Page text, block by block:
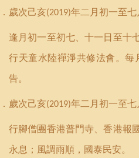
．歲次己亥(2019)年二月初一至
逢月初一至初七、十一日至十
行天童水陸禪淨共修法會。
告。
．歲次己亥(2019)年二月初一至
行腳僧團香港普門寺、香港報
永息；風調雨順，國泰民安。